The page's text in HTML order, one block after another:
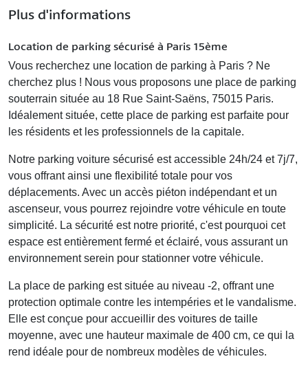
Plus d'informations
Location de parking sécurisé à Paris 15ème
Vous recherchez une location de parking à Paris ? Ne
cherchez plus ! Nous vous proposons une place de parking
souterrain située au 18 Rue Saint-Saëns, 75015 Paris.
Idéalement située, cette place de parking est parfaite pour
les résidents et les professionnels de la capitale.
Notre parking voiture sécurisé est accessible 24h/24 et 7j/7,
vous offrant ainsi une flexibilité totale pour vos
déplacements. Avec un accès piéton indépendant et un
ascenseur, vous pourrez rejoindre votre véhicule en toute
simplicité. La sécurité est notre priorité, c'est pourquoi cet
espace est entièrement fermé et éclairé, vous assurant un
environnement serein pour stationner votre véhicule.
La place de parking est située au niveau -2, offrant une
protection optimale contre les intempéries et le vandalisme.
Elle est conçue pour accueillir des voitures de taille
moyenne, avec une hauteur maximale de 400 cm, ce qui la
rend idéale pour de nombreux modèles de véhicules.